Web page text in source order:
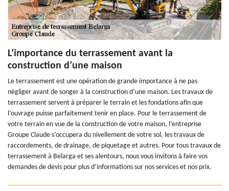
L’importance du terrassement avant la
construction d’une maison
Le terrassement est une opération de grande importance à ne pas
négliger avant de songer à la construction d’une maison. Les travaux de
terrassement servent à préparer le terrain et les fondations afin que
l’ouvrage puisse parfaitement tenir en place. Pour le terrassement de
votre terrain en vue de la construction de votre maison, l’entreprise
Groupe Claude s’occupera du nivellement de votre sol, les travaux de
raccordements, de drainage, de piquetage et autres. Pour tous travaux de
terrassement à Belarga et ses alentours, nous vous invitons à faire vos
demandes de devis pour plus d’informations sur nos services et nos prix.